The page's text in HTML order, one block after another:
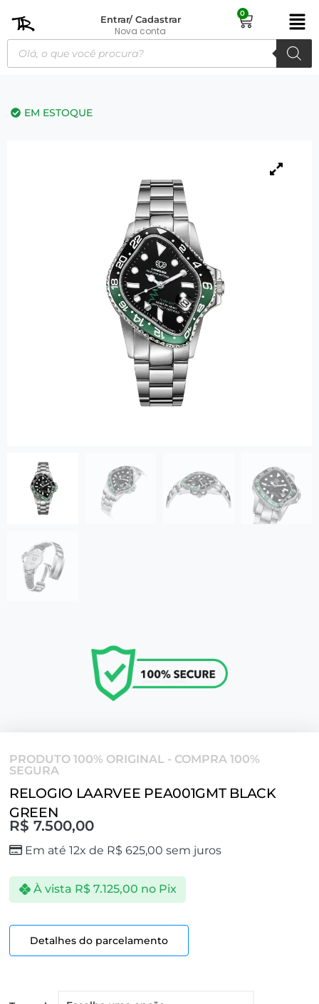
Entrar/ Cadastrar
Nova conta
0
EM ESTOQUE
PRODUTO 100% ORIGINAL - COMPRA 100%
SEGURA
RELOGIO LAARVEE PEA001GMT BLACK
GREEN
R$ 7.500,00
Em até 12x de R$ 625,00 sem juros
À vista R$7.125,00 no Pix
Detalhes do parcelamento